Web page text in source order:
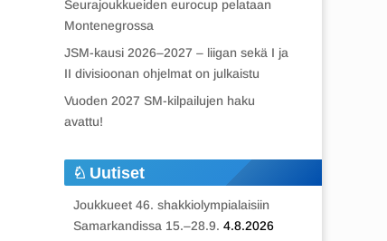
Seurajoukkueiden eurocup pelataan
Montenegrossa
JSM-kausi 2026–2027 – liigan sekä I ja
II divisioonan ohjelmat on julkaistu
Vuoden 2027 SM-kilpailujen haku
avattu!
Uutiset
Joukkueet 46. shakkiolympialaisiin
Samarkandissa 15.–28.9. 4.8.2026